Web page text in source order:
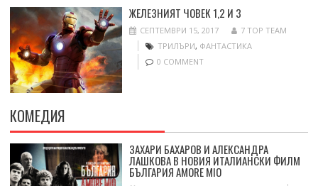
ЖЕЛЕЗНИЯТ ЧОВЕК 1,2 И 3
СЕПТЕМВРИ 15, 2017
7 TOP TEAM
ТРИЛЪРИ, ФАНТАСТИКА
0 COMMENT
КОМЕДИЯ
ЗАХАРИ БАХАРОВ И АЛЕКСАНДРА
ЛАШКОВА В НОВИЯ ИТАЛИАНСКИ ФИЛМ
БЪЛГАРИЯ AMORE MIO